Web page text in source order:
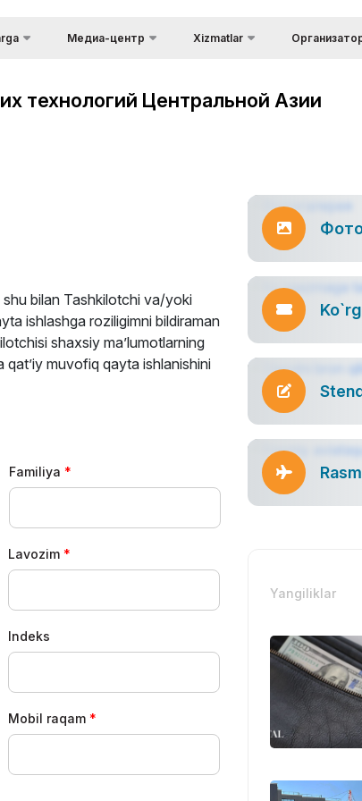
Медиа-центр
Видеогалерея
Xizmatlar
Yuklarni etkazib berish.
технологий Центральной Азии
shu bilan Tashkilotchi va/yoki
ishlashga roziligimni bildiraman
shaxsiy ma’lumotlarning
qat’iy muvofiq qayta ishlanishini
Familiya
Lavozim
Indeks
Mobil raqam
Yangiliklar